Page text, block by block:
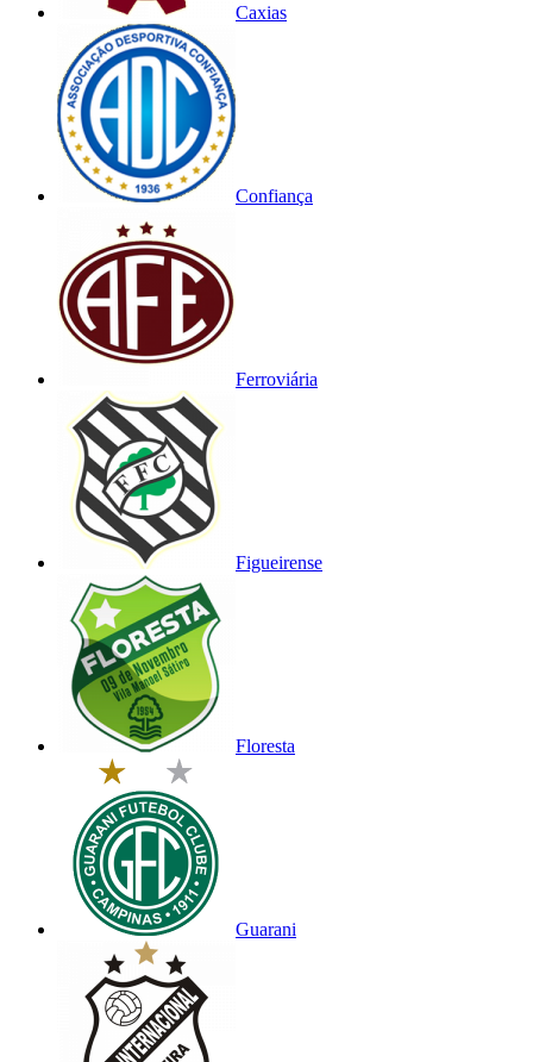
Caxias
Confiança
Ferroviária
Figueirense
Floresta
Guarani